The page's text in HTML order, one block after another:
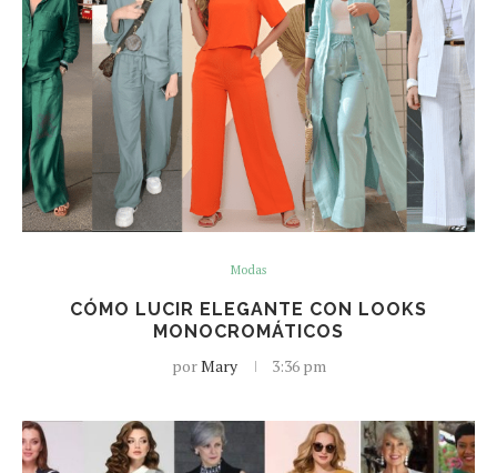
Modas
CÓMO LUCIR ELEGANTE CON LOOKS
MONOCROMÁTICOS
porMary 3:36 pm